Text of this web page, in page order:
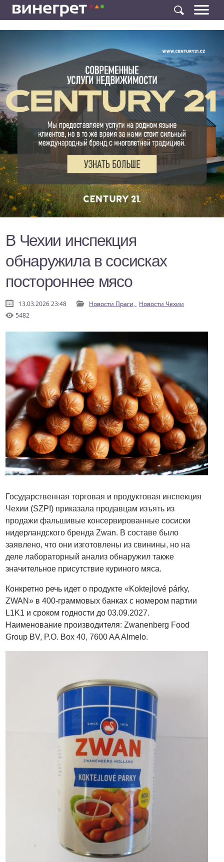
В Чехии инспекция
обнаружила в сосисках
постороннее мясо
13.03.2026 23:48 Новости Праги, Новости Чехии
5482
Государственная торговая и продуктовая инспекция
Чехии (SZPI) приказала продавцам изъять из
продажи фальшивые консервированные сосиски
нидерландского бренда Zwan. В составе было
заявлено, что они изготовлены из свинины, но на
деле лабораторный анализ обнаружил также
значительное присутствие куриного мяса.
Конкретно речь идет о продукте «Koktejlové párky,
ZWAN» в 400-граммовых банках с номером партии
L1K1 и сроком годности до 03.09.2027.
Наименование производителя: Zwanenberg Food
Group BV, P.O. Box 40, 7600 AA Almelo.